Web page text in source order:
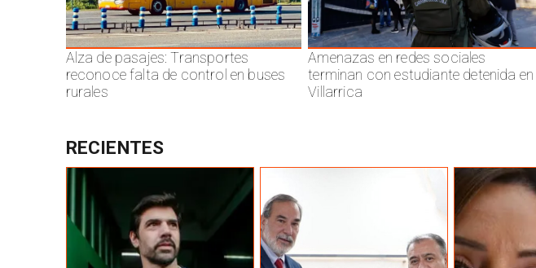
Alza de pasajes: Transportes
reconoce falta de control en buses
rurales
Amenazas en redes sociales
terminan con estudiante detenida en
Villarrica
RECIENTES